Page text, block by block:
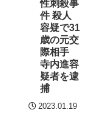
性刺殺事
件 殺人
容疑で31
歳の元交
際相手
寺内進容
疑者を逮
捕
2023.01.19